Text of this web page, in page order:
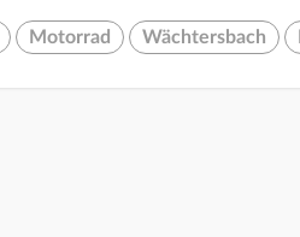
Motorrad Wächtersbach